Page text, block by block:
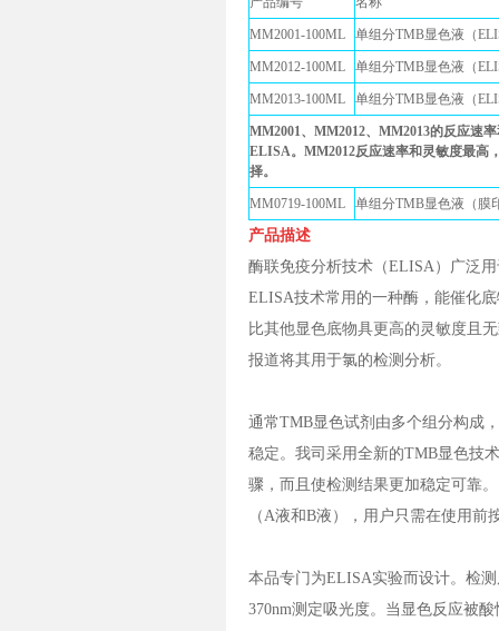
MM2001-100ML 单组分TMB显色液（
MM2012-100ML 单组分TMB显色液（
MM2013-100ML 单组分TMB显色液（
MM2001、MM2012、MM2013的反应速
ELISA。MM2012反应速率和灵敏度最高
择。
MM0719-100ML 单组分TMB显色液（膜
产品描述
酶联免疫分析技术（ELISA）广泛
ELISA技术常用的一种酶，能催化
比其他显色底物具更高的灵敏度且
报道将其用于氯的检测分析。
通常TMB显色试剂由多个组分构成
稳定。我司采用全新的TMB显色技
骤，而且使检测结果更加稳定可靠
（A液和B液），用户只需在使用前
本品专门为ELISA实验而设计。检
370nm测定吸光度。当显色反应被